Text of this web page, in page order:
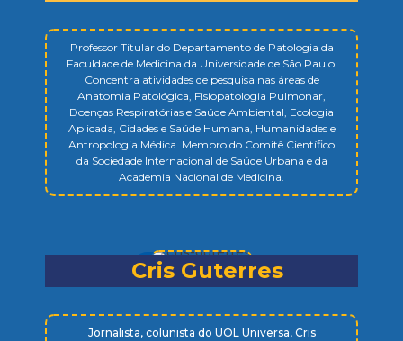
Professor Titular do Departamento de Patologia da
Faculdade de Medicina da Universidade de São Paulo.
Concentra atividades de pesquisa nas áreas de
Anatomia Patológica, Fisiopatologia Pulmonar,
Doenças Respiratórias e Saúde Ambiental, Ecologia
Aplicada, Cidades e Saúde Humana, Humanidades e
Antropologia Médica. Membro do Comitê Científico
da Sociedade Internacional de Saúde Urbana e da
Academia Nacional de Medicina.
Cris Guterres
Jornalista, colunista do UOL Universa, Cris